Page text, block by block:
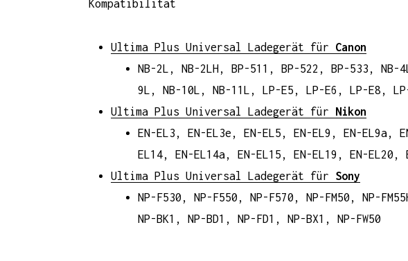
Kompatibilität
Ultima Plus Universal Ladegerät für Canon
NB-2L, NB-2LH, BP-511, BP-522, BP-533, NB-
9L, NB-10L, NB-11L, LP-E5, LP-E6, LP-E8,
Ultima Plus Universal Ladegerät für Nikon
EN-EL3, EN-EL3e, EN-EL5, EN-EL9, EN-EL9a,
EL14, EN-EL14a, EN-EL15, EN-EL19, EN-EL20,
Ultima Plus Universal Ladegerät für Sony
NP-F530, NP-F550, NP-F570, NP-FM50, NP-
NP-BK1, NP-BD1, NP-FD1, NP-BX1, NP-FW50